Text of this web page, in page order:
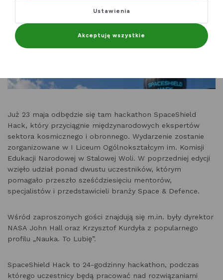
Już 23 maja odbędzie się tam hackathon SpaceShield
Hack, który przyciągnie międzynarodowych ekspertów
sektora kosmicznego i obronnego. Wydarzenie zostanie
zorganizowane w I Liceum Ogólnokształcym im. Komisji
Edukacji Narodowej w Stalowej Woli. W poprzedniej edycji
wzięło udział ponad dwustu uczestników, którym
pomagało przeszło sześćdziesięciu mentorów,
specjalistów i przedstawicieli branży Space & Defence.
Wśród zaproszonych gości znajdują się m.in. były dyrektor
NASA John Hall oraz Krzysztof Kurdyła z popularnego
profilu „Nauka. To Lubię”.
SpaceShield Hack to 24-godzinny hackathon, podczas
którego uczestnicy będą pracować nad rozwiązaniami
Ustawienia
Akceptuję wszystkie